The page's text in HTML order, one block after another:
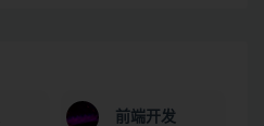
前端开发